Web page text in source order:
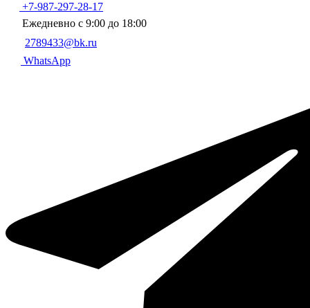
+7-987-297-28-17
Ежедневно с 9:00 до 18:00
2789433@bk.ru
WhatsApp